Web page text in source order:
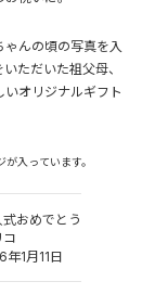
んの頃の写真を入
ただいた祖父母、
オリジナルギフト
入っています。
式おめでとう
コ
年1月11日